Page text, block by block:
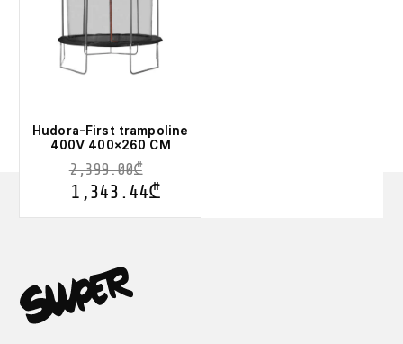
Hudora-First trampoline
400V 400×260 CM
2,399.00₾
1,343.44₾